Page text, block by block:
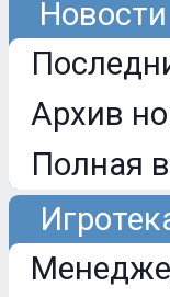
Новости
Архив
Полная